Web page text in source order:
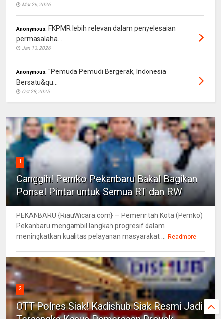
Mar 26, 2026
Anonymous: FKPMR lebih relevan dalam penyelesaian
permasalaha...
Jan 13, 2026
Anonymous: "Pemuda Pemudi Bergerak, Indonesia
Bersatu&qu...
Oct 28, 2025
1
Canggih! Pemko Pekanbaru Bakal Bagikan
Ponsel Pintar untuk Semua RT dan RW
PEKANBARU {RiauWicara.com} — Pemerintah Kota (Pemko)
Pekanbaru mengambil langkah progresif dalam
meningkatkan kualitas pelayanan masyarakat ...
Readmore
2
OTT Polres Siak! Kadishub Siak Resmi Jadi